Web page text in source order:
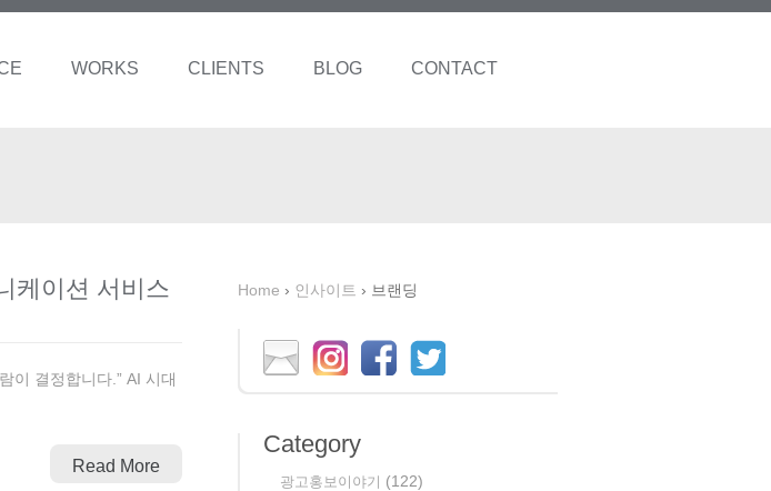
WORKS CLIENTS BLOG CONTACT
케이션 서비스
이 결정합니다.” AI 시대
Read More
Home › 인사이트 › 브랜딩
Category
광고홍보이야기 (122)